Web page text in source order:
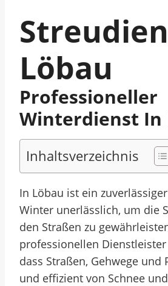
Löbau
Professioneller
Winterdienst In
Inhaltsverzeichnis
In Löbau ist ein
Winter unerlässlich, um die
den Straßen zu
professionellen
dass Straßen, Gehwege und
und effizient von Schnee